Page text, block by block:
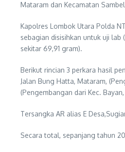
Mataram dan Kecamatan
Kapolres Lombok Utara Polda
sebagian disisihkan untuk uji
sekitar 69,91 gram).
Berikut rincian 3 perkara hasil
Jalan Bung Hatta, Mataram,
(Pengembangan dari Kec.
Tersangka AR alias E
Secara total, sepanjang tahun